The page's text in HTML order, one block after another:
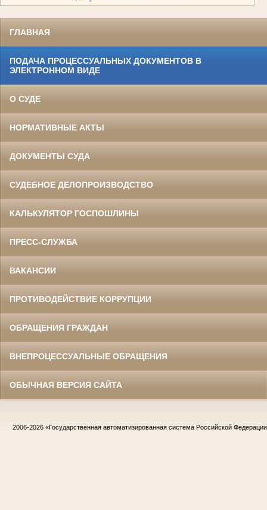
ГЛАВНАЯ
ПОДАЧА ПРОЦЕССУАЛЬНЫХ ДОКУМЕНТОВ В
ЭЛЕКТРОННОМ ВИДЕ
О СУДЕ
НОРМАТИВНЫЕ АКТЫ
ДОКУМЕНТЫ СУДА
СУДЕБНОЕ ДЕЛОПРОИЗВОДСТВО
КАЛЬКУЛЯТОР ГОСПОШЛИНЫ
ПРЕСС-СЛУЖБА
ВАКАНСИИ
ПРОТИВОДЕЙСТВИЕ КОРРУПЦИИ
ОБРАЩЕНИЯ ГРАЖДАН
ВНЕПРОЦЕССУАЛЬНЫЕ ОБРАЩЕНИЯ
ОБЫЧНАЯ ВЕРСИЯ САЙТА
2006-2026 «Государственная автоматизированная система Российской